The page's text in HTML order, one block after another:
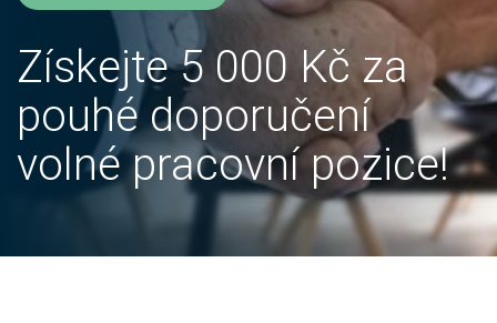
Získejte 5 000 Kč za
pouhé doporučení
volné pracovní pozice!